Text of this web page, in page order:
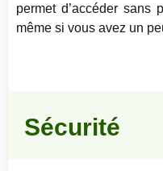
permet d’accéder sans
même si vous avez un
Sécurité